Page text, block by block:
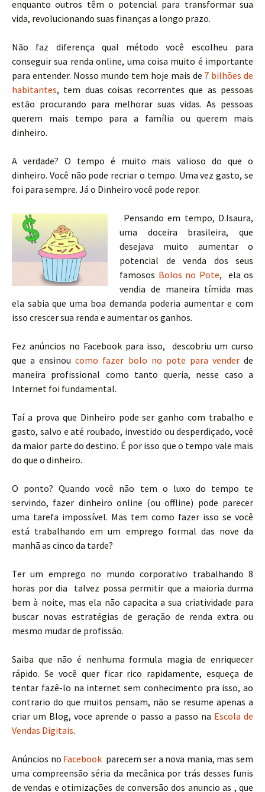
enquanto outros têm o potencial para transformar sua
vida, revolucionando suas finanças a longo prazo.
Não faz diferença qual método você escolheu para
conseguir sua renda online, uma coisa muito é importante
para entender. Nosso mundo tem hoje mais de 7 bilhões de
habitantes, tem duas coisas recorrentes que as pessoas
estão procurando para melhorar suas vidas. As pessoas
querem mais tempo para a família ou querem mais
dinheiro.
A verdade? O tempo é muito mais valioso do que o
dinheiro. Você não pode recriar o tempo. Uma vez gasto, se
foi para sempre. Já o Dinheiro você pode repor.
Pensando em tempo, D.Isaura,
uma doceira brasileira, que
desejava muito aumentar o
potencial de venda dos seus
famosos Bolos no Pote, ela os
vendia de maneira tímida mas
ela sabia que uma boa demanda poderia aumentar e com
isso crescer sua renda e aumentar os ganhos.
Fez anúncios no Facebook para isso, descobriu um curso
que a ensinoucomo fazer bolo no pote para venderde
maneira profissional como tanto queria, nesse caso a
Internet foi fundamental.
Taí a prova que Dinheiro pode ser ganho com trabalho e
gasto, salvo e até roubado, investido ou desperdiçado, você
da maior parte do destino. É por isso que o tempo vale mais
do que o dinheiro.
O ponto? Quando você não tem o luxo do tempo te
servindo, fazer dinheiro online (ou offline) pode parecer
uma tarefa impossível. Mas tem como fazer isso se você
está trabalhando em um emprego formal das nove da
manhã as cinco da tarde?
Ter um emprego no mundo corporativo trabalhando 8
horas por dia talvez possa permitir que a maioria durma
bem à noite, mas ela não capacita a sua criatividade para
buscar novas estratégias de geração de renda extra ou
mesmo mudar de profissão.
Saiba que não é nenhuma formula magia de enriquecer
rápido. Se você quer ficar rico rapidamente, esqueça de
tentar fazê-lo na internet sem conhecimento pra isso, ao
contrario do que muitos pensam, não se resume apenas a
criar um Blog, voce aprende o passo a passo na Escola de
Vendas Digitais.
Anúncios no Facebook parecem ser a nova mania, mas sem
uma compreensão séria da mecânica por trás desses funis
de vendas e otimizações de conversão dos anuncio as , que